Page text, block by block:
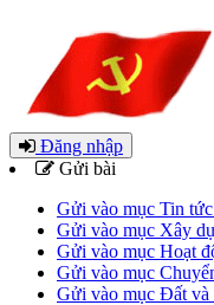
Đăng nhập
Gửi bài
Gửi vào mục Tin
Gửi vào mục Xây
Gửi vào mục Hoạt
Gửi vào mục
Gửi vào mục Đất